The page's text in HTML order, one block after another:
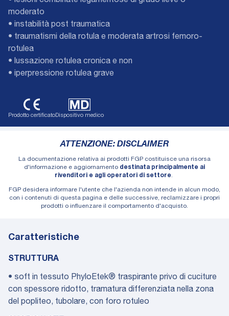
moderato
• instabilità post traumatica
• traumatismi della rotula e moderata artrosi femoro-
rotulea
• lussazione rotulea cronica e non
• iperpressione rotulea grave
Prodotto certificatoDispositivo medico
ATTENZIONE: DISCLAIMER
La documentazione relativa ai prodotti FGP costituisce una risorsa
d'informazione e aggiornamento destinata principalmente ai
rivenditori e agli operatori di settore.
FGP desidera informare l'utente che l'azienda non intende in alcun modo,
con i contenuti di questa pagina e delle successive, reclamizzare i propri
prodotti o influenzare il comportamento d'acquisto.
Caratteristiche
STRUTTURA
• soft in tessuto PhyloEtek® traspirante privo di cuciture
con spessore ridotto, tramatura differenziata nella zona
del popliteo, tubolare, con foro rotuleo